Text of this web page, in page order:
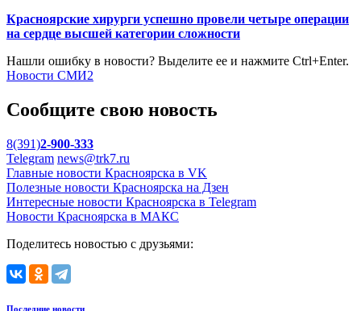
Красноярские хирурги успешно провели четыре операции
на сердце высшей категории сложности
Нашли ошибку в новости? Выделите ее и нажмите Ctrl+Enter.
Новости СМИ2
Сообщите свою новость
8(391)2-900-333
Telegram news@trk7.ru
Главные новости Красноярска в VK
Полезные новости Красноярска на Дзен
Интересные новости Красноярска в Telegram
Новости Красноярска в МАКС
Поделитесь новостью с друзьями:
Последние новости